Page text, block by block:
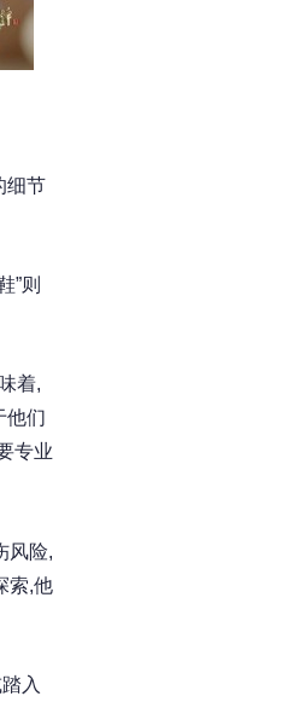
细节
”则
着,
他们
专业
风险,
索,他
入